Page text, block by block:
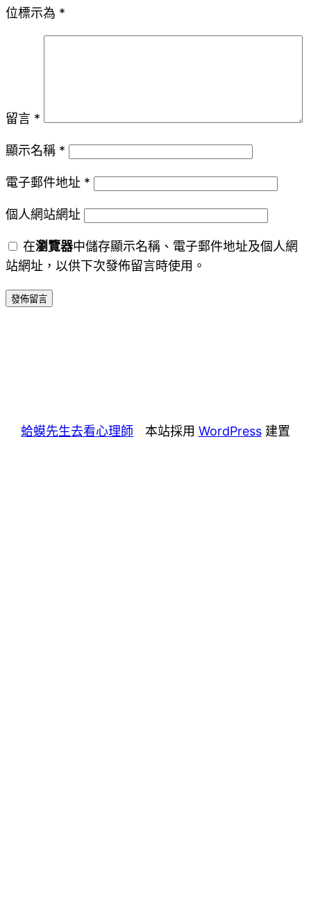
位標示為 *
留言 *
顯示名稱 *
電子郵件地址 *
個人網站網址
在瀏覽器中儲存顯示名稱、電子郵件地址及個人網
站網址，以供下次發佈留言時使用。
蛤蟆先生去看心理師 本站採用 WordPress建置